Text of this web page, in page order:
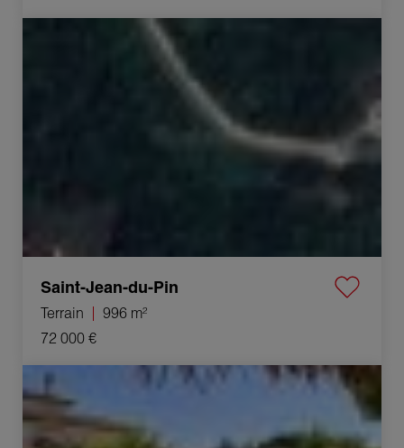
Vente Terrain Saint-Jean-du-Pin 996 m²
Saint-Jean-du-Pin
Terrain
996 m²
72 000 €
Vente Propriété Alès 16 Pièces 337 m²